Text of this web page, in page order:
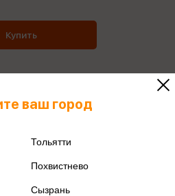
Купить
производителя
ваш город
Тольятти
Похвистнево
Сызрань